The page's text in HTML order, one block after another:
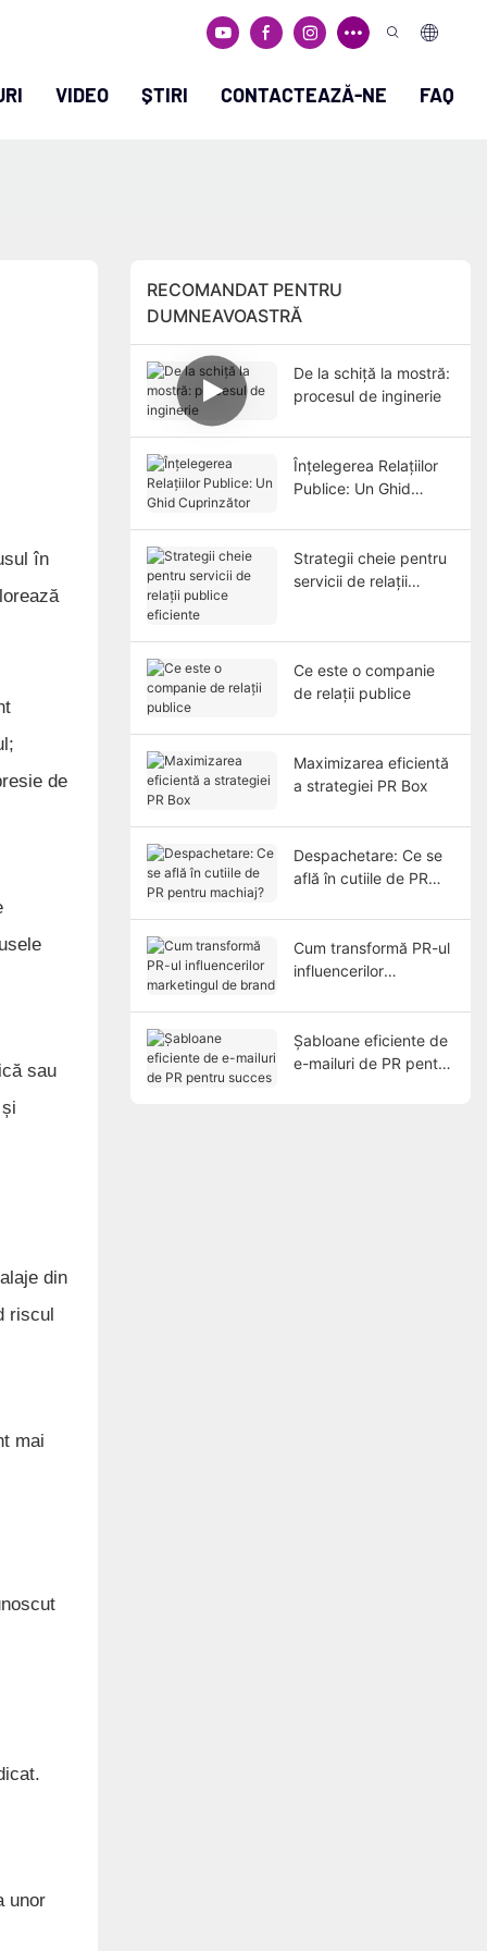
VIDEO ȘTIRI CONTACTEAZĂ-NE FAQ
în
de
sau
din
riscul
mai
unor
RECOMANDAT PENTRU
DUMNEAVOASTRĂ
De la schiță la mostră:
procesul de inginerie
Înțelegerea Relațiilor
Publice: Un Ghid
Strategii cheie pentru
servicii de relații
Ce este o companie
de relații publice
Maximizarea eficientă
a strategiei PR Box
Despachetare: Ce se
află în cutiile de PR
Cum transformă PR-ul
influencerilor
Șabloane eficiente de
e-mailuri de PR pentru